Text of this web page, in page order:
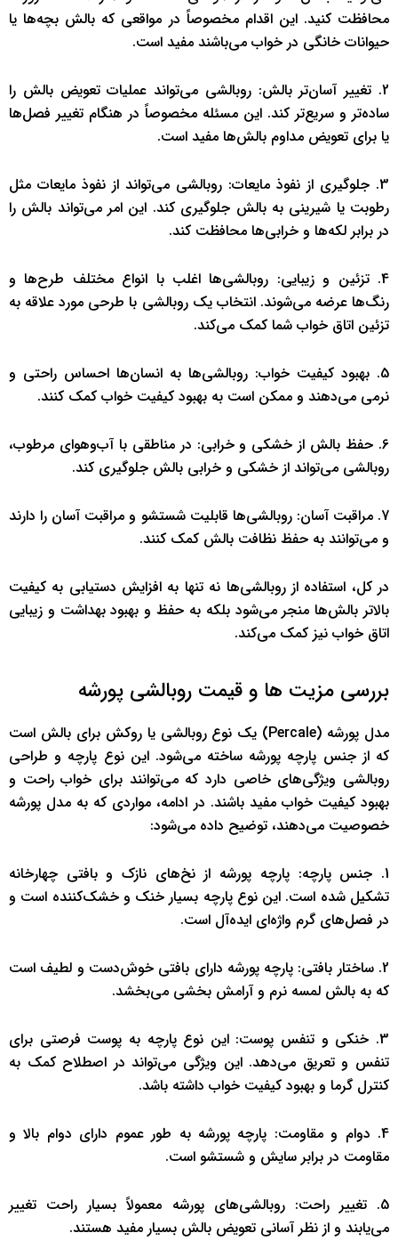
محافظت کنید. این اقدام مخصوصاً در مواقعی که بالش بچه‌ها یا
حیوانات خانگی در خواب می‌باشند مفید است.
2. تغییر آسان‌تر بالش: روبالشی می‌تواند عملیات تعویض بالش را
ساده‌تر و سریع‌تر کند. این مسئله مخصوصاً در هنگام تغییر فصل‌ها
یا برای تعویض مداوم بالش‌ها مفید است.
3. جلوگیری از نفوذ مایعات: روبالشی می‌تواند از نفوذ مایعات مثل
رطوبت یا شیرینی به بالش جلوگیری کند. این امر می‌تواند بالش را
در برابر لکه‌ها و خرابی‌ها محافظت کند.
4. تزئین و زیبایی: روبالشی‌ها اغلب با انواع مختلف طرح‌ها و
رنگ‌ها عرضه می‌شوند. انتخاب یک روبالشی با طرحی مورد علاقه به
تزئین اتاق خواب شما کمک می‌کند.
5. بهبود کیفیت خواب: روبالشی‌ها به انسان‌ها احساس راحتی و
نرمی می‌دهند و ممکن است به بهبود کیفیت خواب کمک کنند.
6. حفظ بالش از خشکی و خرابی: در مناطقی با آب‌وهوای مرطوب،
روبالشی می‌تواند از خشکی و خرابی بالش جلوگیری کند.
7. مراقبت آسان: روبالشی‌ها قابلیت شستشو و مراقبت آسان را دارند
و می‌توانند به حفظ نظافت بالش کمک کنند.
در کل، استفاده از روبالشی‌ها نه تنها به افزایش دستیابی به کیفیت
بالاتر بالش‌ها منجر می‌شود بلکه به حفظ و بهبود بهداشت و زیبایی
اتاق خواب نیز کمک می‌کند.
بررسی مزیت ها و قیمت روبالشی پورشه
مدل پورشه (Percale) یک نوع روبالشی یا روکش برای بالش است
که از جنس پارچه پورشه ساخته می‌شود. این نوع پارچه و طراحی
روبالشی ویژگی‌های خاصی دارد که می‌توانند برای خواب راحت و
بهبود کیفیت خواب مفید باشند. در ادامه، مواردی که به مدل پورشه
خصوصیت می‌دهند، توضیح داده می‌شود:
1. جنس پارچه: پارچه پورشه از نخ‌های نازک و بافتی چهارخانه
تشکیل شده است. این نوع پارچه بسیار خنک و خشک‌کننده است و
در فصل‌های گرم واژه‌ای ایده‌آل است.
2. ساختار بافتی: پارچه پورشه دارای بافتی خوش‌دست و لطیف است
که به بالش لمسه نرم و آرامش بخشی می‌بخشد.
3. خنکی و تنفس پوست: این نوع پارچه به پوست فرصتی برای
تنفس و تعریق می‌دهد. این ویژگی می‌تواند در اصطلاح کمک به
کنترل گرما و بهبود کیفیت خواب داشته باشد.
4. دوام و مقاومت: پارچه پورشه به طور عموم دارای دوام بالا و
مقاومت در برابر سایش و شستشو است.
5. تغییر راحت: روبالشی‌های پورشه معمولاً بسیار راحت تغییر
می‌یابند و از نظر آسانی تعویض بالش بسیار مفید هستند.